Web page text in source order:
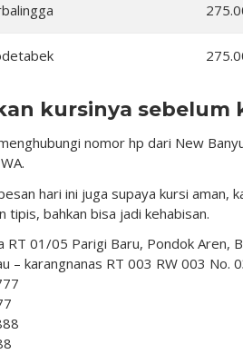
kursinya sebelum
nomor hp dari New
hari ini juga supaya kursi aman,
tipis, bahkan bisa jadi kehabisan.
RT 01/05 Parigi Baru, Pondok Aren,
– karangnanas RT 003 RW 003 No.